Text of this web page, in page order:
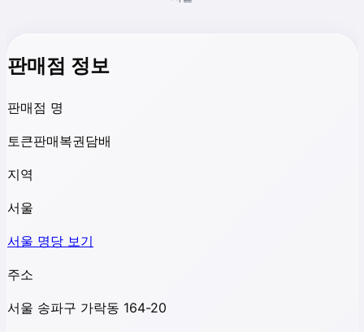
판매점 정보
판매점 명
토큰판매복권담배
지역
서울
서울 명당 보기
주소
서울 송파구 가락동 164-20